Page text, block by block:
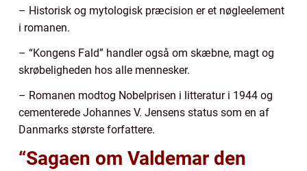
– Historisk og mytologisk præcision er et nøgleelement
i romanen.
– “Kongens Fald” handler også om skæbne, magt og
skrøbeligheden hos alle mennesker.
– Romanen modtog Nobelprisen i litteratur i 1944 og
cementerede Johannes V. Jensens status som en af
Danmarks største forfattere.
“Sagaen om Valdemar den